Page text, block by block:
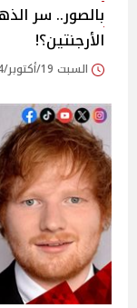
بالصور.. سر
الأرجنتين؟!
السبت 19/أكتوبر/2024 - 12:06 م